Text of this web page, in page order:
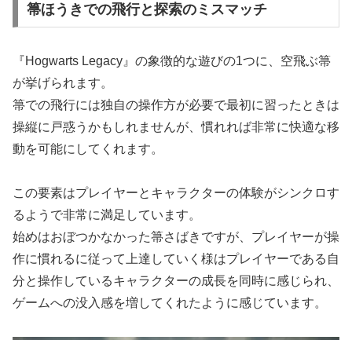
箒ほうきでの飛行と探索のミスマッチ
『Hogwarts Legacy』の象徴的な遊びの1つに、空飛ぶ箒
が挙げられます。
箒での飛行には独自の操作方が必要で最初に習ったときは
操縦に戸惑うかもしれませんが、慣れれば非常に快適な移
動を可能にしてくれます。
この要素はプレイヤーとキャラクターの体験がシンクロす
るようで非常に満足しています。
始めはおぼつかなかった箒さばきですが、プレイヤーが操
作に慣れるに従って上達していく様はプレイヤーである自
分と操作しているキャラクターの成長を同時に感じられ、
ゲームへの没入感を増してくれたように感じています。